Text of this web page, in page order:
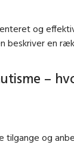
og
beskriver en
–
og